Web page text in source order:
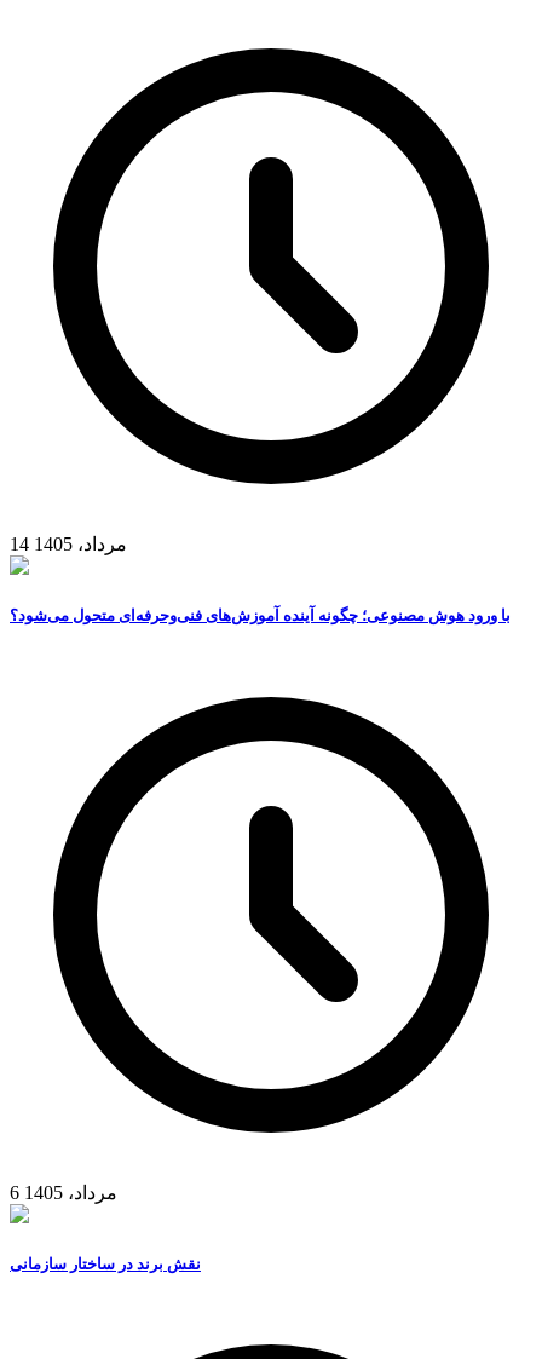
14 مرداد، 1405
با ورود هوش مصنوعی؛ چگونه آینده آموزش‌های فنی‌وحرفه‌ای متحول می‌شود؟
6 مرداد، 1405
نقش برند در ساختار سازمانی